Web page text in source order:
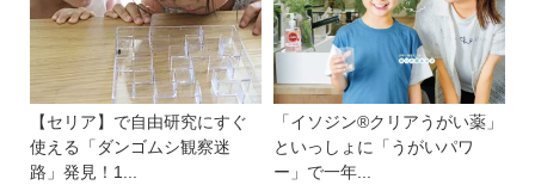
【セリア】で自由研究にすぐ
使える「ダンゴムシ観察迷
路」発見！1...
「イソジン®クリアうがい薬」
といっしょに「うがいパワ
ー」で一年...